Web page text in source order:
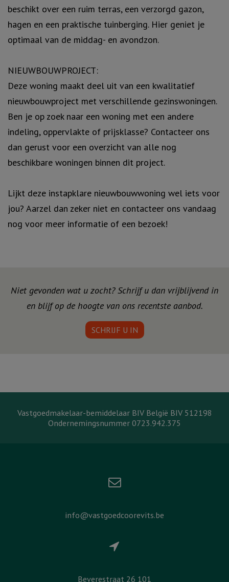
beschikt over een ruim terras, een verzorgd gazon,
hagen en een praktische tuinberging. Hier geniet je
optimaal van de middag- en avondzon.
NIEUWBOUWPROJECT:
Deze woning maakt deel uit van een kwalitatief
nieuwbouwproject met verschillende gezinswoningen.
Ben je op zoek naar een woning met een andere
indeling, oppervlakte of prijsklasse? Contacteer ons
dan gerust voor een overzicht van alle nog
beschikbare woningen binnen dit project.
Lijkt deze instapklare nieuwbouwwoning wel iets voor
jou? Aarzel dan zeker niet en contacteer ons vandaag
nog voor meer informatie of een bezoek!
Niet gevonden wat u zocht? Schrijf u dan vrijblijvend in
en blijf op de hoogte van ons recentste aanbod.
SCHRIJF U IN
Vastgoedmakelaar-bemiddelaar BIV België BIV 512198
Ondernemingsnummer 0723.942.375
info@vastgoedcoorevits.be
Beverestraat 26 101